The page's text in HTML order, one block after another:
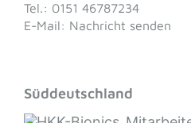
Tel.: 0151 46787234
E-Mail: Nachricht senden
Süddeutschland